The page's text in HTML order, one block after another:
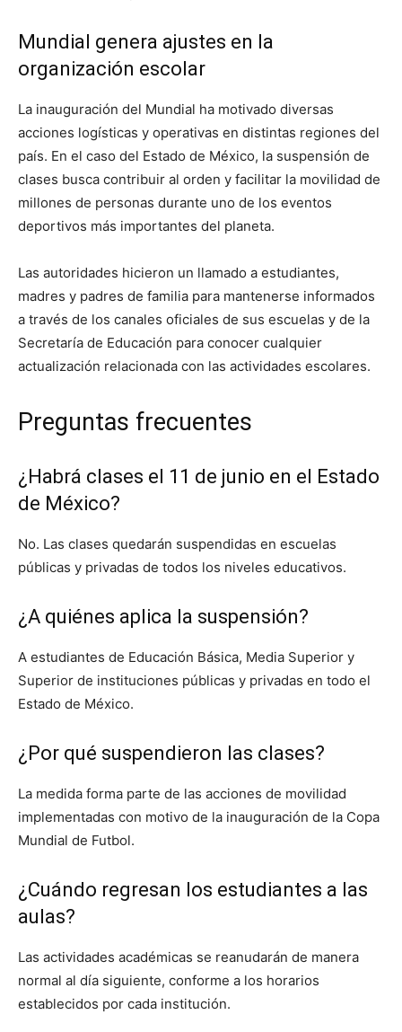
Mundial genera ajustes en la
organización escolar
La inauguración del Mundial ha motivado diversas
acciones logísticas y operativas en distintas regiones del
país. En el caso del Estado de México, la suspensión de
clases busca contribuir al orden y facilitar la movilidad de
millones de personas durante uno de los eventos
deportivos más importantes del planeta.
Las autoridades hicieron un llamado a estudiantes,
madres y padres de familia para mantenerse informados
a través de los canales oficiales de sus escuelas y de la
Secretaría de Educación para conocer cualquier
actualización relacionada con las actividades escolares.
Preguntas frecuentes
¿Habrá clases el 11 de junio en el Estado
de México?
No. Las clases quedarán suspendidas en escuelas
públicas y privadas de todos los niveles educativos.
¿A quiénes aplica la suspensión?
A estudiantes de Educación Básica, Media Superior y
Superior de instituciones públicas y privadas en todo el
Estado de México.
¿Por qué suspendieron las clases?
La medida forma parte de las acciones de movilidad
implementadas con motivo de la inauguración de la Copa
Mundial de Futbol.
¿Cuándo regresan los estudiantes a las
aulas?
Las actividades académicas se reanudarán de manera
normal al día siguiente, conforme a los horarios
establecidos por cada institución.